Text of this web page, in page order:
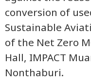
conversion of
Sustainable
of the Net Zero
Hall, IMPACT
Nonthaburi.